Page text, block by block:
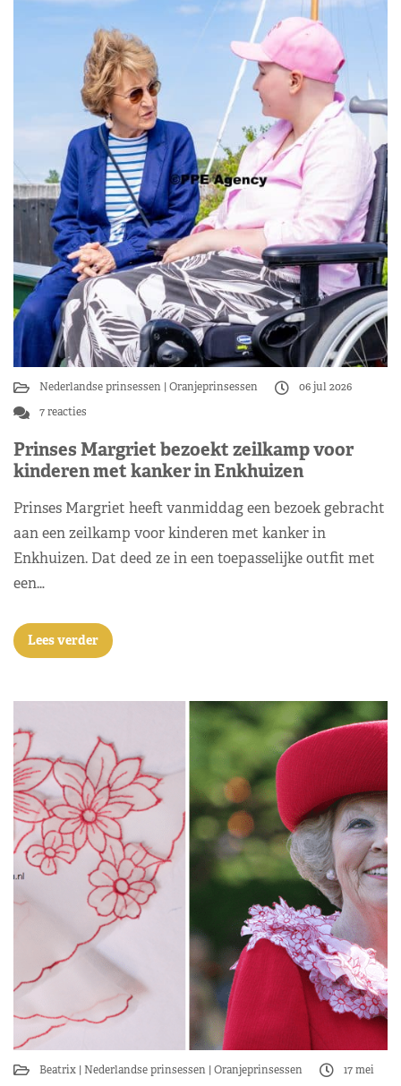
Nederlandse prinsessen Oranjeprinsessen
06 jul 2026
7 reacties
Prinses Margriet bezoekt zeilkamp voor
kinderen met kanker in Enkhuizen
Prinses Margriet heeft vanmiddag een bezoek gebracht
aan een zeilkamp voor kinderen met kanker in
Enkhuizen. Dat deed ze in een toepasselijke outfit met
een…
Lees verder
Beatrix Nederlandse prinsessen Oranjeprinsessen
17 mei